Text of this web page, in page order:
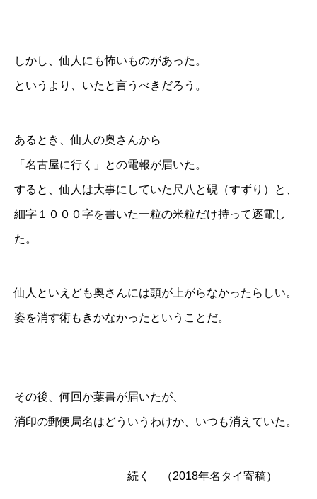
しかし、仙人にも怖いものがあった。
というより、いたと言うべきだろう。
あるとき、仙人の奥さんから
「名古屋に行く」との電報が届いた。
すると、仙人は大事にしていた尺八と硯（すずり）と、
細字１０００字を書いた一粒の米粒だけ持って逐電し
た。
仙人といえども奥さんには頭が上がらなかったらしい。
姿を消す術もきかなかったということだ。
その後、何回か葉書が届いたが、
消印の郵便局名はどういうわけか、いつも消えていた。
続く （2018年名タイ寄稿）